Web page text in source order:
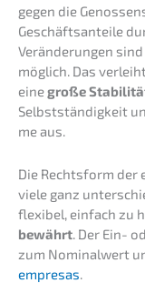
gegen die
Geschäfts­an­tei­le
Verän­de­run­gen
möglich. Das
einegroße
Selbst­stän­dig­keit
me aus.
Die Rechts­form der
viele ganz
flexi­bel, einfach zu
bewährt. Der Ein-
zum Nominal­wert
empre­sas.